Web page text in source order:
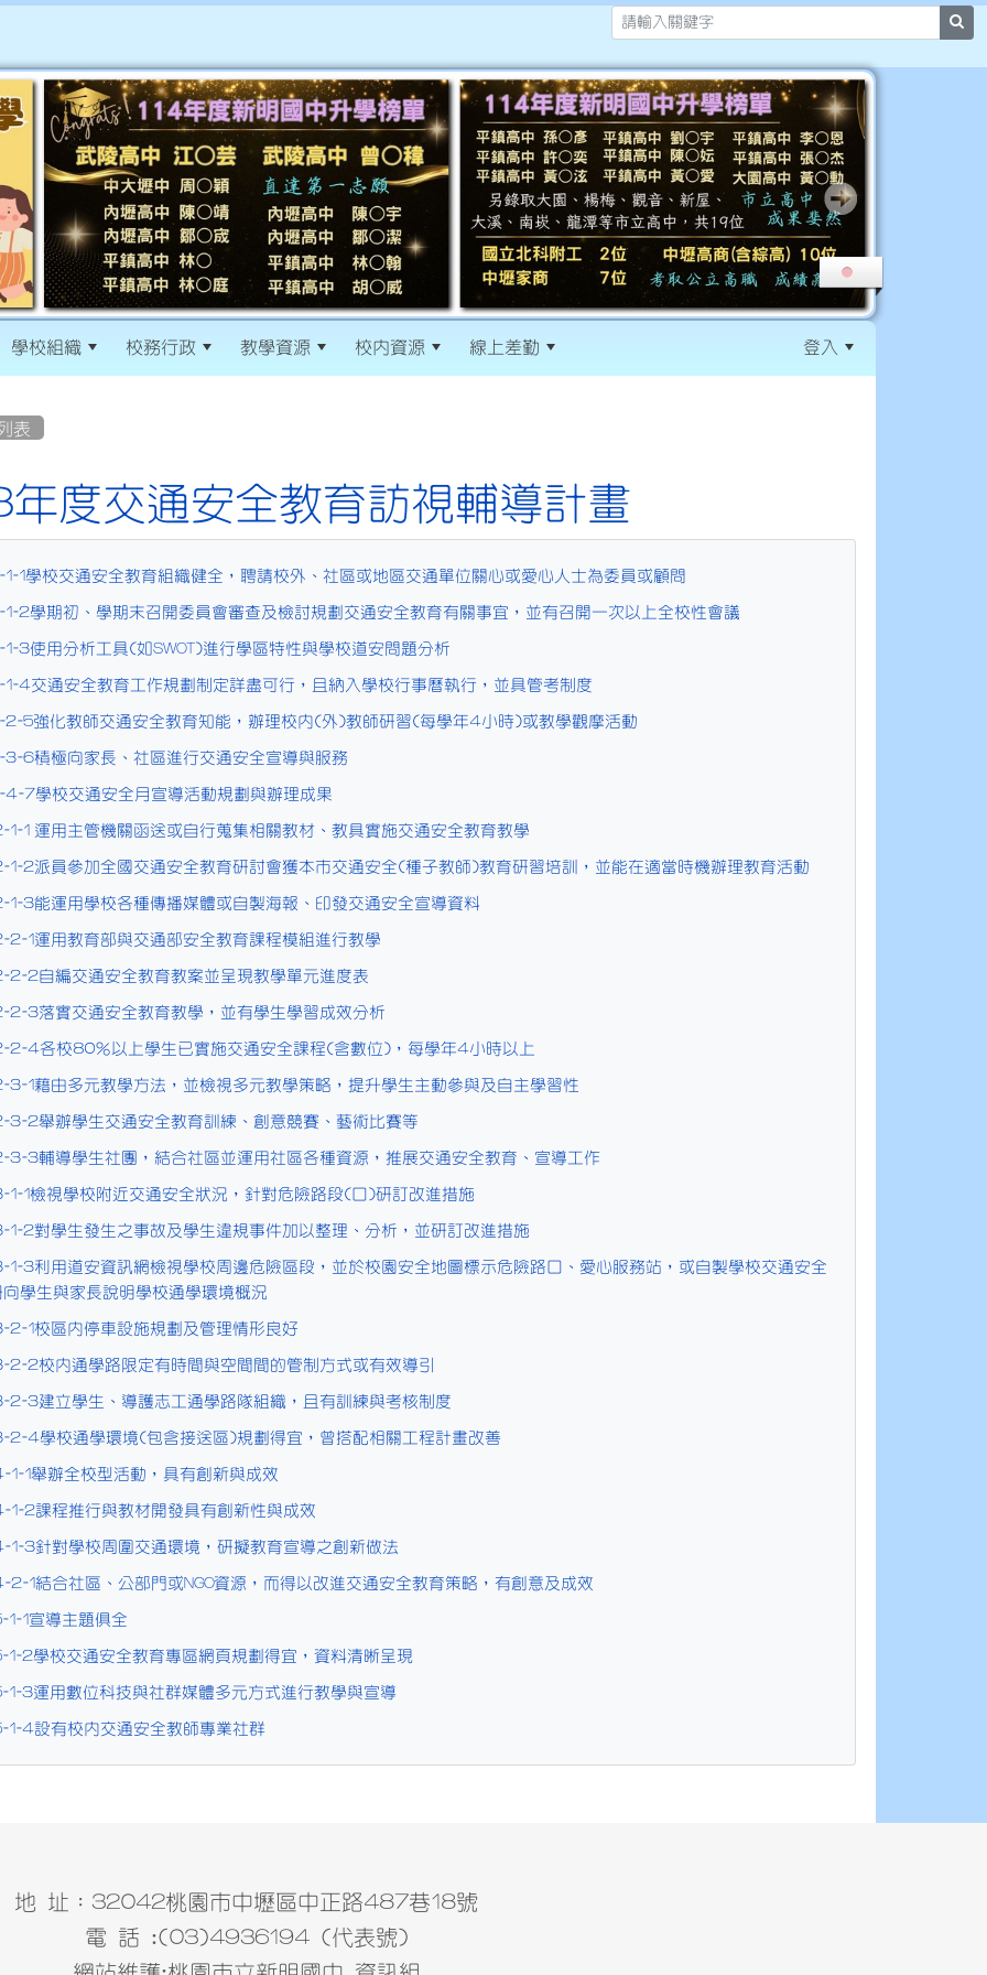
學校組織 校務行政 教學資源 校內資源 線上差勤 登入
表
年度交通安全教育訪視輔導計畫
1-1學校交通安全教育組織健全，聘請校外、社區或地區交通單位關心或愛心人士為委員或顧問
1-2學期初、學期末召開委員會審查及檢討規劃交通安全教育有關事宜，並有召開一次以上全校性會議
1-3使用分析工具(如SWOT)進行學區特性與學校道安問題分析
1-4交通安全教育工作規劃制定詳盡可行，且納入學校行事曆執行，並具管考制度
2-5強化教師交通安全教育知能，辦理校內(外)教師研習(每學年4小時)或教學觀摩活動
3-6積極向家長、社區進行交通安全宣導與服務
4-7學校交通安全月宣導活動規劃與辦理成果
1-1 運用主管機關函送或自行蒐集相關教材、教具實施交通安全教育教學
1-2派員參加全國交通安全教育研討會獲本市交通安全(種子教師)教育研習培訓，並能在適當時機辦理教育活動
1-3能運用學校各種傳播媒體或自製海報、印發交通安全宣導資料
2-1運用教育部與交通部安全教育課程模組進行教學
2-2自編交通安全教育教案並呈現教學單元進度表
2-3落實交通安全教育教學，並有學生學習成效分析
2-4各校80％以上學生已實施交通安全課程(含數位)，每學年4小時以上
3-1藉由多元教學方法，並檢視多元教學策略，提升學生主動參與及自主學習性
3-2舉辦學生交通安全教育訓練、創意競賽、藝術比賽等
3-3輔導學生社團，結合社區並運用社區各種資源，推展交通安全教育、宣導工作
1-1檢視學校附近交通安全狀況，針對危險路段(口)研訂改進措施
1-2對學生發生之事故及學生違規事件加以整理、分析，並研訂改進措施
1-3利用道安資訊網檢視學校周邊危險區段，並於校園安全地圖標示危險路口、愛心服務站，或自製學校交通安全
向學生與家長說明學校通學環境概況
2-1校區內停車設施規劃及管理情形良好
2-2校內通學路限定有時間與空間間的管制方式或有效導引
2-3建立學生、導護志工通學路隊組織，且有訓練與考核制度
2-4學校通學環境(包含接送區)規劃得宜，曾搭配相關工程計畫改善
1-1舉辦全校型活動，具有創新與成效
1-2課程推行與教材開發具有創新性與成效
1-3針對學校周圍交通環境，研擬教育宣導之創新做法
2-1結合社區、公部門或NGO資源，而得以改進交通安全教育策略，有創意及成效
1-1宣導主題俱全
1-2學校交通安全教育專區網頁規劃得宜，資料清晰呈現
1-3運用數位科技與社群媒體多元方式進行教學與宣導
1-4設有校內交通安全教師專業社群
地 址：32042桃園市中壢區中正路487巷18號
電 話 :(03)4936194 (代表號)